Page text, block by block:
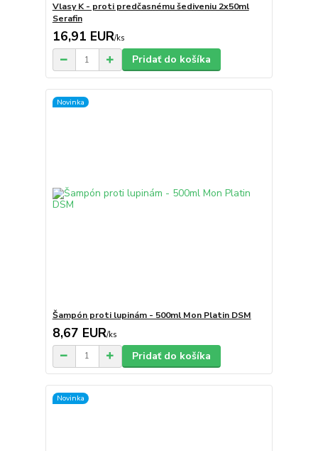
Vlasy K - proti predčasnému šediveniu 2x50ml
Serafin
16,91 EUR/ks
Pridať do košíka
Novinka
Šampón proti lupinám - 500ml Mon Platin DSM
8,67 EUR/ks
Pridať do košíka
Novinka